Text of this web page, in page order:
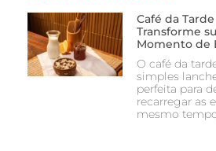
Café da
Transforme
Momento de
O café da
simples
perfeita para
recarregar as
mesmo